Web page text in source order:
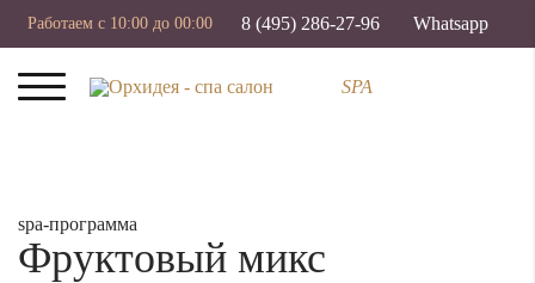
Работаем с 10:00 до 00:00 8 (495) 286-27-96 Whatsapp
SPA
spa-программа
Фруктовый микс